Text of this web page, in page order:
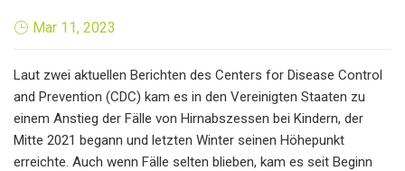
Mar 11, 2023
Laut zwei aktuellen Berichten des Centers for Disease Control
and Prevention (CDC) kam es in den Vereinigten Staaten zu
einem Anstieg der Fälle von Hirnabszessen bei Kindern, der
Mitte 2021 begann und letzten Winter seinen Höhepunkt
erreichte. Auch wenn Fälle selten blieben, kam es seit Beginn